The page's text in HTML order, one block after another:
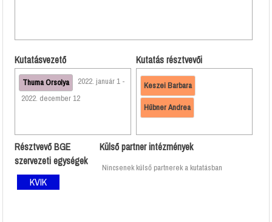
Kutatásvezető
Thuma Orsolya
2022. január 1 -
2022. december 12
Kutatás résztvevői
Keszei Barbara
Hübner Andrea
Résztvevő BGE
szervezeti egységek
KVIK
Külső partner intézmények
Nincsenek külső partnerek a kutatásban